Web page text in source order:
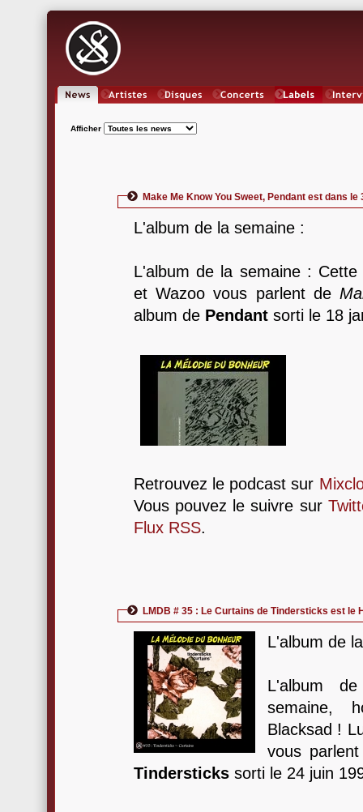
Afficher
Make Me Know You Sweet, Pendant est dans
L'album de la semaine :
L'album de la semaine :
et Wazoo vous parlent de
album de Pendantsorti le 18
Retrouvez le podcast sur
Vous pouvez le suivre sur
Flux RSS.
LMDB # 35 : Le Curtains de Tindersticks est le
L'album de
L'album
semaine,
Blacksad !
vous
Tinderstickssorti le 24 juin